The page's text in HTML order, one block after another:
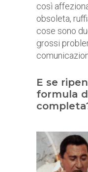
così
obsoleta,
cose sono
grossi
E se
formula